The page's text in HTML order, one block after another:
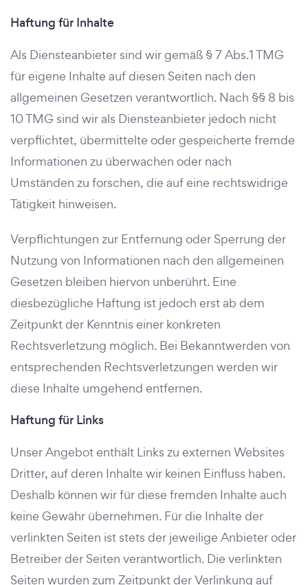
Haftung für Inhalte
Als Diensteanbieter sind wir gemäß § 7 Abs.1 TMG
für eigene Inhalte auf diesen Seiten nach den
allgemeinen Gesetzen verantwortlich. Nach §§ 8 bis
10 TMG sind wir als Diensteanbieter jedoch nicht
verpflichtet, übermittelte oder gespeicherte fremde
Informationen zu überwachen oder nach
Umständen zu forschen, die auf eine rechtswidrige
Tätigkeit hinweisen.
Verpflichtungen zur Entfernung oder Sperrung der
Nutzung von Informationen nach den allgemeinen
Gesetzen bleiben hiervon unberührt. Eine
diesbezügliche Haftung ist jedoch erst ab dem
Zeitpunkt der Kenntnis einer konkreten
Rechtsverletzung möglich. Bei Bekanntwerden von
entsprechenden Rechtsverletzungen werden wir
diese Inhalte umgehend entfernen.
Haftung für Links
Unser Angebot enthält Links zu externen Websites
Dritter, auf deren Inhalte wir keinen Einfluss haben.
Deshalb können wir für diese fremden Inhalte auch
keine Gewähr übernehmen. Für die Inhalte der
verlinkten Seiten ist stets der jeweilige Anbieter oder
Betreiber der Seiten verantwortlich. Die verlinkten
Seiten wurden zum Zeitpunkt der Verlinkung auf